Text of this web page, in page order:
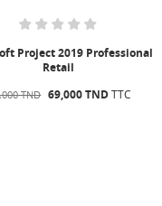
Microsoft Project 2024
Professional BIND –
299,000 TND 199,000 TND